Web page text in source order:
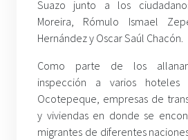
Suazo junto a los
Moreira, Rómulo Ismael
Hernández y Oscar Saúl Chacón.
Como parte de los
inspección a varios
Ocotepeque, empresas de
y viviendas en donde se
migrantes de diferentes